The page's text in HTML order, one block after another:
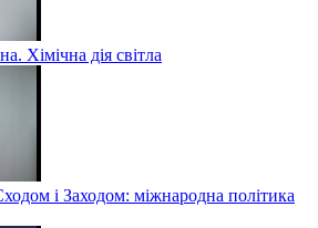
Хімічна дія світла
і Заходом: міжнародна політика